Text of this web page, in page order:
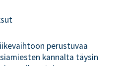
perustuvaa
kannalta täysin